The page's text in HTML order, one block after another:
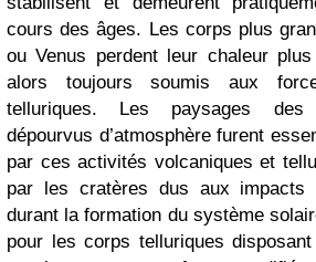
cours des âges. Les corps plus
ou Venus perdent leur chaleur
alors toujours soumis aux
telluriques. Les paysages des
dépourvus d’atmosphère furent
par ces activités volcaniques et
par les cratères dus aux impacts
durant la formation du système
pour les corps telluriques disposant